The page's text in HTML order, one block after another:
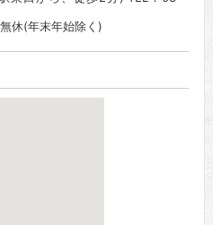
休(年末年始除く)